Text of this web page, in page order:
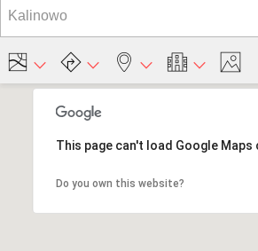
This page can't load Google
Do you own this website?